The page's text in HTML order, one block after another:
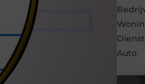
Auto